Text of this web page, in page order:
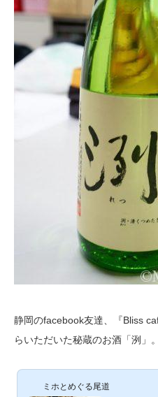
静岡のfacebook友達、『Bliss
らいただいた秘蔵のお酒「洌」。
ミホとめぐる尾道